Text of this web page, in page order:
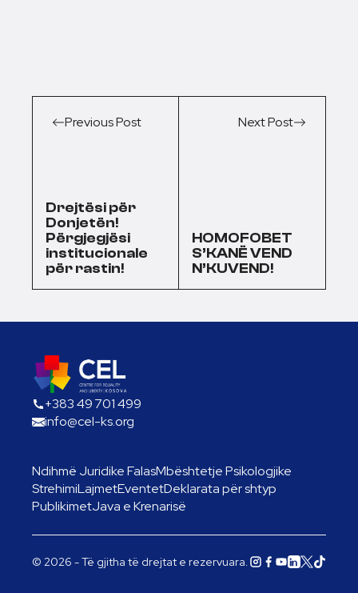
Previous Post
Drejtësi për
Donjetën!
Përgjegjësi
institucionale
për rastin!
Next Post
HOMOFOBET
S’KANË VEND
N’KUVEND!
+383 49 701 499
info@cel-ks.org
Ndihmë Juridike FalasMbështetje Psikologjike
StrehimiLajmetEventetDeklarata për shtyp
PublikimetJava e Krenarisë
© 2026 - Të gjitha të drejtat e rezervuara.